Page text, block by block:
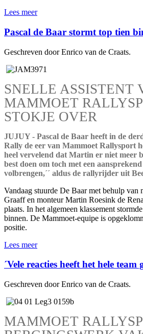
Lees meer
Pascal de Baar stormt top tien
Geschreven door Enrico van de Craats.
SNELLE ASSISTENT
MAMMOET
STOKJE OVER
JUJUY - Pascal de Baar heeft in de
Rally de eer van Mammoet Rallysport
heel vervelend dat Martin er niet meer
best doen om toch met een
volbrengen,´´ aldus de rallyrijder uit
Vandaag stuurde De Baar met behulp van
Graaff en monteur Martin Roesink de
plaats. In het algemeen klassement
binnen. De Mammoet-equipe is
positie.
Lees meer
´Vele reacties heeft het hele team
Geschreven door Enrico van de Craats.
MAMMOET